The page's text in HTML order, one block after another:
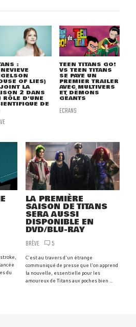
:
OF LIES)
LA
2 DANS
RÔLE D'UNE
DE
TEEN TITANS GO!
VS TEEN TITANS
SE PAYE UN
PREMIER TRAILER
AVEC MULTIVERS
ET DÉMONS
GÉANTS
ECRANS
du
LA PREMIÈRE
SAISON DE TITANS
SERA AUSSI
DISPONIBLE EN
DVD/BLU-RAY
BRÈVE 5
C'est au travers d'un étrange
communiqué de presse que l'on apprend
la nouvelle, essentielle pour les
amoureux de Titans aux poches bien ...